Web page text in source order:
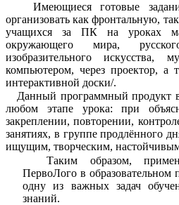
Имеющиеся готовые
организовать как фронтальную,
учащихся за ПК на уроках
окружающего мира,
изобразительного искусства,
компьютером, через проектор, а
интерактивной доски/.
Данный программный продукт
любом этапе урока: при
закреплении, повторении,
занятиях, в группе продлённого
ищущим, творческим,
Таким образом,
ПервоЛого в образовательном
одну из важных задач
знаний.